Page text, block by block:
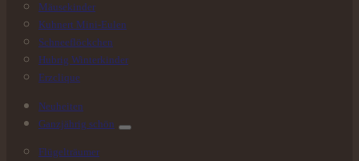
Mäusekinder
Kuhnert Mini-Eulen
Schneeflöckchen
Hubrig Winterkinder
Erzclique
Neuheiten
Ganzjährig schön
Flügelträumer